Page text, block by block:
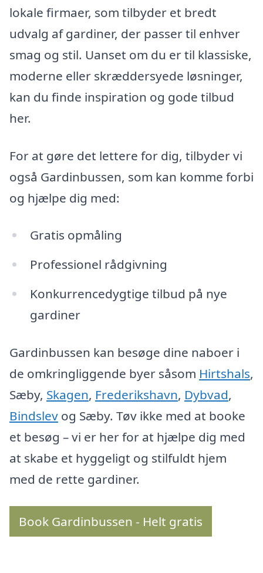
lokale firmaer, som tilbyder et bredt
udvalg af gardiner, der passer til enhver
smag og stil. Uanset om du er til klassiske,
moderne eller skræddersyede løsninger,
kan du finde inspiration og gode tilbud
her.
For at gøre det lettere for dig, tilbyder vi
også Gardinbussen, som kan komme forbi
og hjælpe dig med:
Gratis opmåling
Professionel rådgivning
Konkurrencedygtige tilbud på nye
gardiner
Gardinbussen kan besøge dine naboer i
de omkringliggende byer såsom Hirtshals,
Sæby, Skagen, Frederikshavn, Dybvad,
Bindslev og Sæby. Tøv ikke med at booke
et besøg – vi er her for at hjælpe dig med
at skabe et hyggeligt og stilfuldt hjem
med de rette gardiner.
Book Gardinbussen - Helt gratis